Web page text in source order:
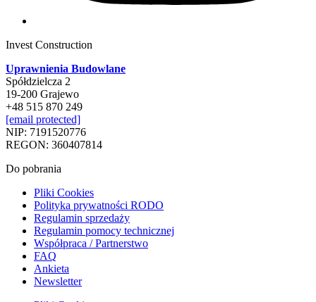
Invest Construction
Uprawnienia Budowlane
Spółdzielcza 2
19-200 Grajewo
+48 515 870 249
[email protected]
NIP: 7191520776
REGON: 360407814
Do pobrania
Pliki Cookies
Polityka prywatności RODO
Regulamin sprzedaży
Regulamin pomocy technicznej
Współpraca / Partnerstwo
FAQ
Ankieta
Newsletter